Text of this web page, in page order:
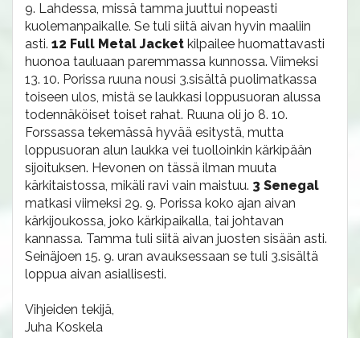
9. Lahdessa, missä tamma juuttui nopeasti
kuolemanpaikalle. Se tuli siitä aivan hyvin maaliin
asti. 12 Full Metal Jacket kilpailee huomattavasti
huonoa tauluaan paremmassa kunnossa. Viimeksi
13. 10. Porissa ruuna nousi 3.sisältä puolimatkassa
toiseen ulos, mistä se laukkasi loppusuoran alussa
todennäköiset toiset rahat. Ruuna oli jo 8. 10.
Forssassa tekemässä hyvää esitystä, mutta
loppusuoran alun laukka vei tuolloinkin kärkipään
sijoituksen. Hevonen on tässä ilman muuta
kärkitaistossa, mikäli ravi vain maistuu. 3 Senegal
matkasi viimeksi 29. 9. Porissa koko ajan aivan
kärkijoukossa, joko kärkipaikalla, tai johtavan
kannassa. Tamma tuli siitä aivan juosten sisään asti.
Seinäjoen 15. 9. uran avauksessaan se tuli 3.sisältä
loppua aivan asiallisesti.
Vihjeiden tekijä,
Juha Koskela